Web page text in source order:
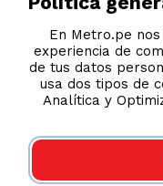
COMPRAS 100%
En Metro.pe
experiencia de
de tus datos
usa dos tipos de
Analítica y